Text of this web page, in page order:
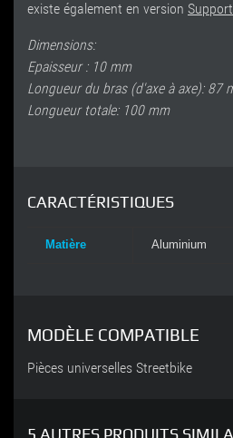
existe également en version
Dimensions:
Epaisseur : 10 mm
Longueur du bras (d'axe à axe): 87
Longueur totale: 100 mm
CARACTÉRISTIQUES
Matière Aluminium
MODÈLE COMPATIBLE
Pièces universelles Streetbike